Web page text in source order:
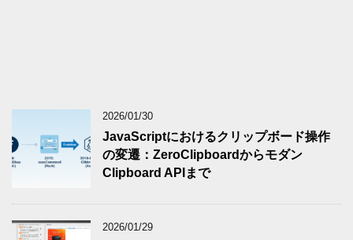
2026/01/30
JavaScriptにおけるクリップボード操作
の変遷：ZeroClipboardからモダン
Clipboard APIまで
2026/01/29